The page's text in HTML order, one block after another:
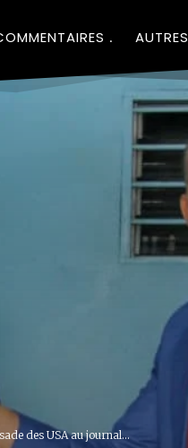
AUTRES
des USA au journal...